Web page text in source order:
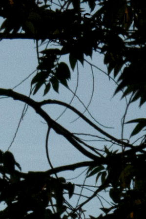
跳
至
主
內
MENS 30S LIFE
男子的日常生活